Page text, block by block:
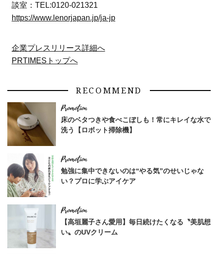
談室：TEL:0120-021321
https://www.lenorjapan.jp/ja-jp
企業プレスリリース詳細へ
PRTIMESトップへ
RECOMMEND
床のベタつきや食べこぼしも！常にキレイな水で
洗う【ロボット掃除機】
勉強に集中できないのは“やる気”のせいじゃな
い？プロに学ぶアイケア
【高垣麗子さん愛用】毎日続けたくなる〝美肌想
い〟のUVクリーム